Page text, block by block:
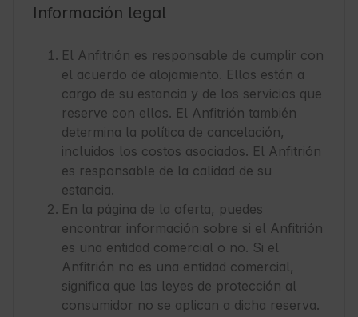
Información legal
El Anfitrión es responsable de cumplir con
el acuerdo de alojamiento. Ellos están a
cargo de su estancia y de los servicios que
reserve con ellos. El Anfitrión también
determina la política de cancelación,
incluidos los costos asociados. El Anfitrión
es responsable de la calidad de su
estancia.
En la página de la oferta, puedes
encontrar información sobre si el Anfitrión
es una entidad comercial o no. Si el
Anfitrión no es una entidad comercial,
significa que las leyes de protección al
consumidor no se aplican a dicha reserva.